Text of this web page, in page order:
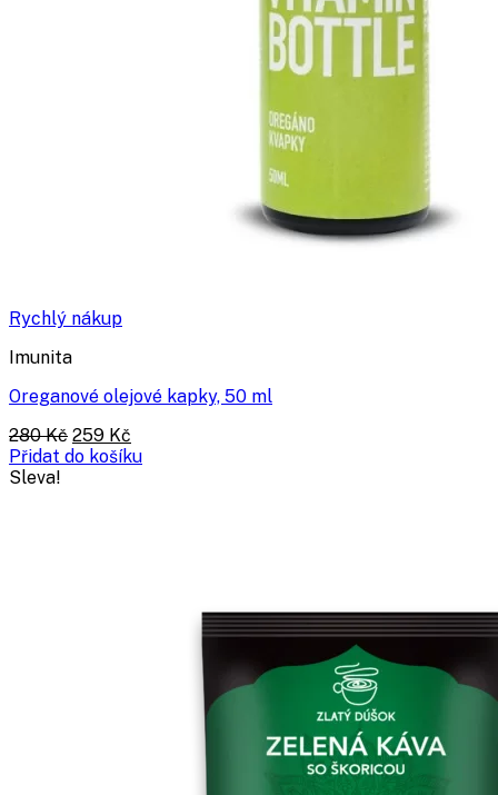
Rychlý nákup
Imunita
Oreganové olejové kapky, 50 ml
280Kč Původní
cena
259 Kč
cena
Přidat do košíku
Sleva!